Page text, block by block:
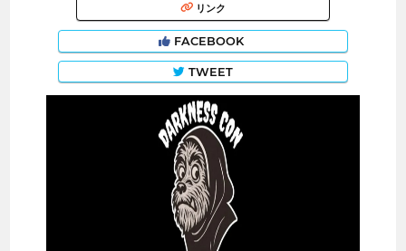
リンク
FACEBOOK
TWEET